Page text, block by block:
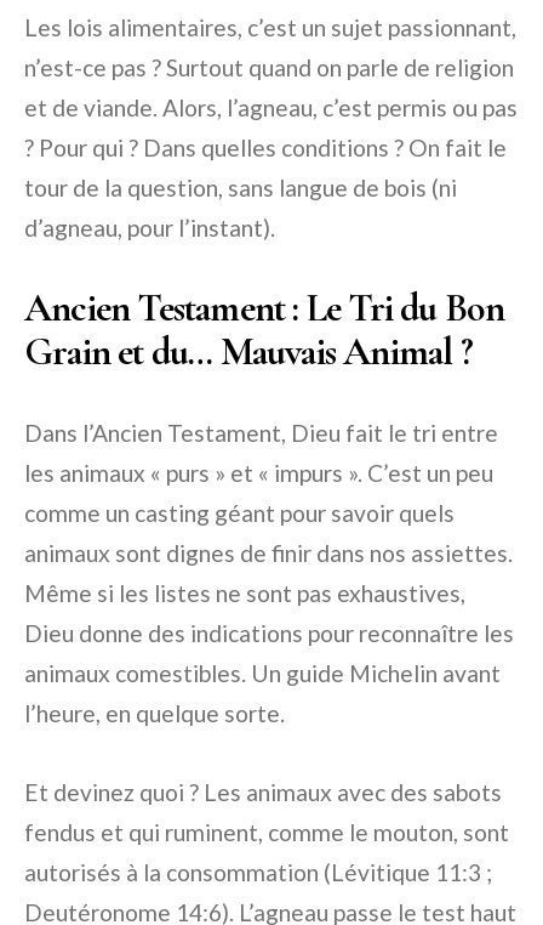
Les lois alimentaires, c’est un sujet passionnant,
n’est-ce pas ? Surtout quand on parle de religion
et de viande. Alors, l’agneau, c’est permis ou pas
? Pour qui ? Dans quelles conditions ? On fait le
tour de la question, sans langue de bois (ni
d’agneau, pour l’instant).
Ancien Testament : Le Tri du Bon
Grain et du… Mauvais Animal ?
Dans l’Ancien Testament, Dieu fait le tri entre
les animaux « purs » et « impurs ». C’est un peu
comme un casting géant pour savoir quels
animaux sont dignes de finir dans nos assiettes.
Même si les listes ne sont pas exhaustives,
Dieu donne des indications pour reconnaître les
animaux comestibles. Un guide Michelin avant
l’heure, en quelque sorte.
Et devinez quoi ? Les animaux avec des sabots
fendus et qui ruminent, comme le mouton, sont
autorisés à la consommation (Lévitique 11:3 ;
Deutéronome 14:6). L’agneau passe le test haut